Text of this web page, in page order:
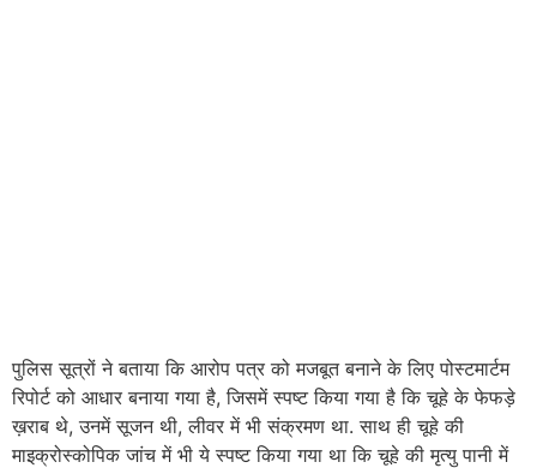
पुलिस सूत्रों ने बताया कि आरोप पत्र को मजबूत बनाने के लिए पोस्टमार्टम
रिपोर्ट को आधार बनाया गया है, जिसमें स्पष्ट किया गया है कि चूहे के फेफड़े
ख़राब थे, उनमें सूजन थी, लीवर में भी संक्रमण था. साथ ही चूहे की
माइक्रोस्कोपिक जांच में भी ये स्पष्ट किया गया था कि चूहे की मृत्यु पानी में